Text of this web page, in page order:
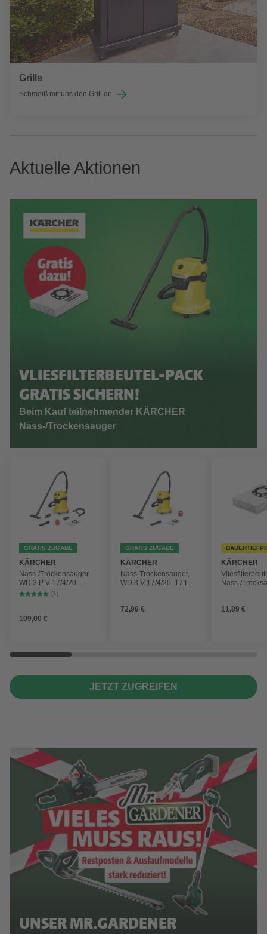
Grills
Schmeiß mit uns den Grill an
Aktuelle Aktionen
VLIESFILTERBEUTEL-PACK
GRATIS SICHERN!
Beim Kauf teilnehmender KÄRCHER
Nass-/Trockensauger
GRATIS ZUGABE
KÄRCHER
Nass-/Trockensauger
WD 3 P V-17/4/20
Workshop mit
(1)
109,00 €
GRATIS ZUGABE
KÄRCHER
Nass-Trockensauger,
WD 3 V-17/4/20, 17 L,
72,99 €
KÄRCHER
Nass-/
4 Stück
11,89 €
JETZT ZUGREIFEN
UNSER MR.GARDENER